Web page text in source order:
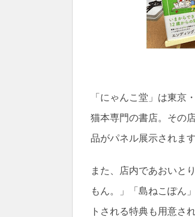
「にゃんこ堂」は東京
猫本専門の書店。その
品がパネル展示されます
また、店内であおいと
もん。」「島ねこぽん
トされる特典も用意さ